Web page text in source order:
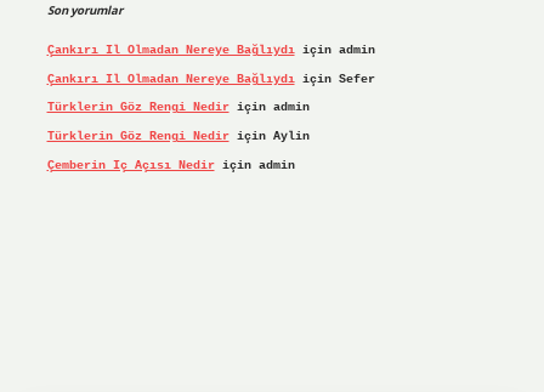
Son yorumlar
Çankırı Il Olmadan Nereye Bağlıydıiçin admin
Çankırı Il Olmadan Nereye Bağlıydıiçin Sefer
Türklerin Göz Rengi Nediriçin admin
Türklerin Göz Rengi Nediriçin Aylin
Çemberin Iç Açısı Nediriçin admin